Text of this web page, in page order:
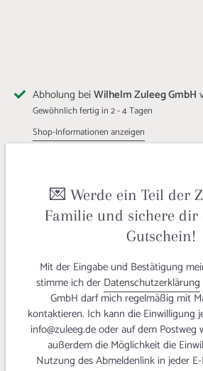
Abholung beiWilhelm Zuleeg GmbH
Gewöhnlich fertig in 2 - 4 Tagen
Shop-Informationen anzeigen
Ein hochwertiges Futter aus Acetat,
ist und jedes Kleidungsstück aufwertet.
glatte Futterstoff hat einen herrlich
modisches knalliges
MADE IN EUROPE
💌 Werde ein Teil der
Familie und sichere dir
Gutschein!
Mit der Eingabe und Bestätigung
stimme ich der Datenschutzerklärung
GmbH darf mich regelmäßig mit
kontaktieren. Ich kann die Einwilligung
info@zuleeg.de oder auf dem
außerdem die Möglichkeit die
Nutzung des Abmeldenlink in jeder